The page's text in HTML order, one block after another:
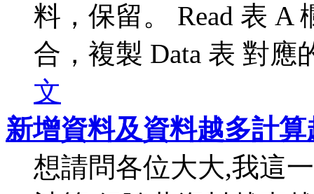
料，保留。 Read 表 A
合，複製 Data 表 對應
文
新增資料及資料越多計
想請問各位大大,我這